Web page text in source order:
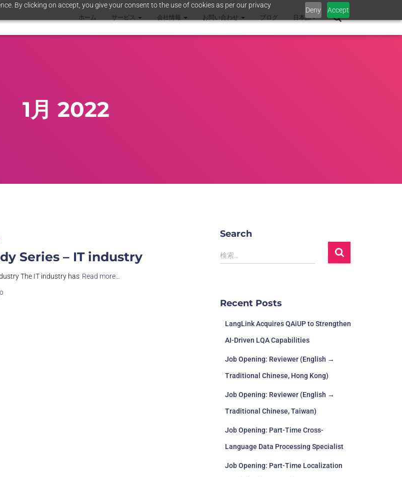
By clicking on accept, you give your consent to the use of cookies as per our privacy
Deny Accept
ホーム サービス 会社情報 お問い合わせ ブログ 日本語
1月 2022
Series – IT industry
The IT industry has Read more…
Search
検索…
Recent Posts
LangLink Acquires QAiUP to Strengthen
AI-Driven LQA Capabilities
Job Opening: Reviewer (English →
Traditional Chinese, Hong Kong)
Job Opening: Reviewer (English →
Traditional Chinese, Taiwan)
Job Opening: Part-Time Cross-
Language Data Processing Specialist
Job Opening: Part-Time Localization